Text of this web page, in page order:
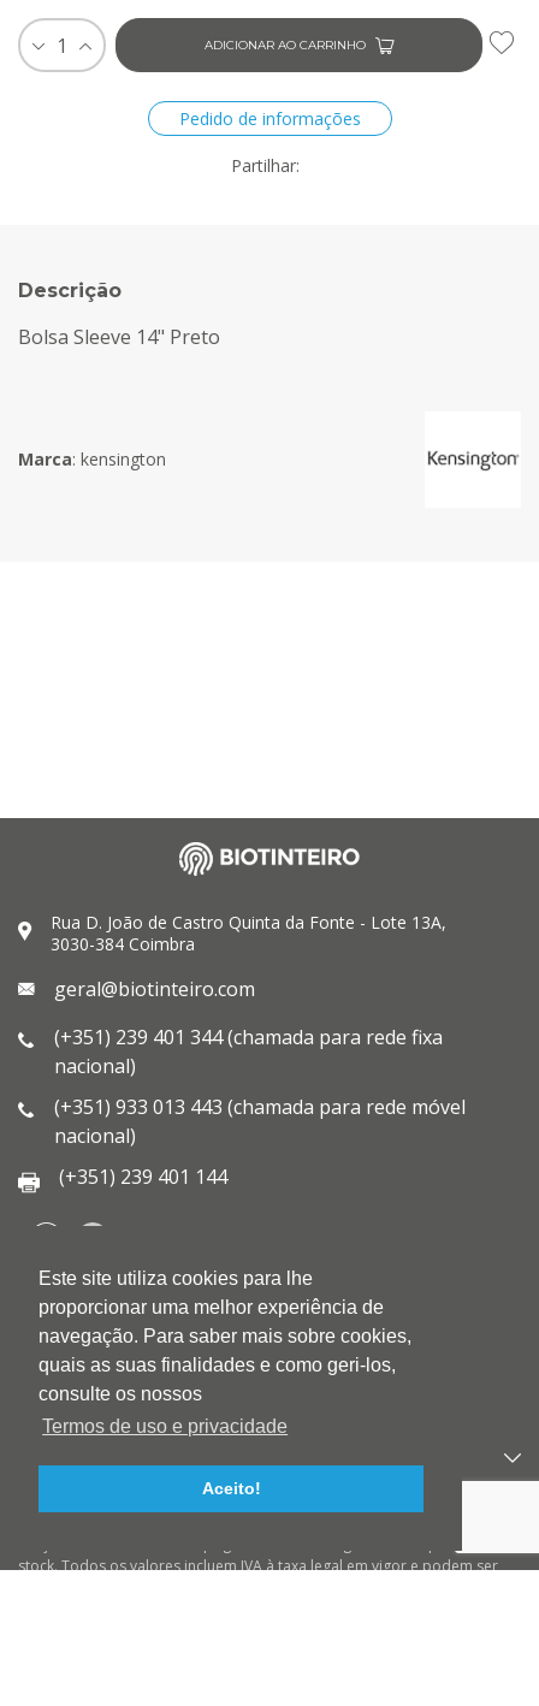
Este site utiliza cookies para lhe
proporcionar uma melhor experiência de
navegação. Para saber mais sobre cookies,
quais as suas finalidades e como geri-los,
consulte os nossos
Termos de uso e privacidade
Aceito!
1 ADICIONAR AO CARRINHO
Pedido de informações
Partilhar:
Descrição
Bolsa Sleeve 14" Preto
Marca: kensington
Rua D. João de Castro Quinta da Fonte - Lote 13A,
3030-384 Coimbra
geral@biotinteiro.com
(+351) 239 401 344 (chamada para rede fixa
nacional)
(+351) 933 013 443 (chamada para rede móvel
nacional)
(+351) 239 401 144
QUEM SOMOS
QUALIDADE
AMBIENTE
BLOG
CONTACTOS
stock. Todos os valores incluem IVA à taxa legal em vigor e podem ser